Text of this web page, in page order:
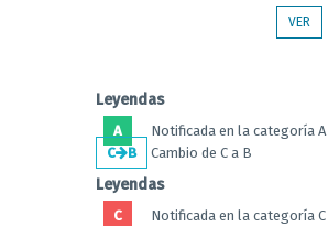
VER
Leyendas
A Notificada en la categoría A
C
B Cambio de C a B
Leyendas
C Notificada en la categoría C